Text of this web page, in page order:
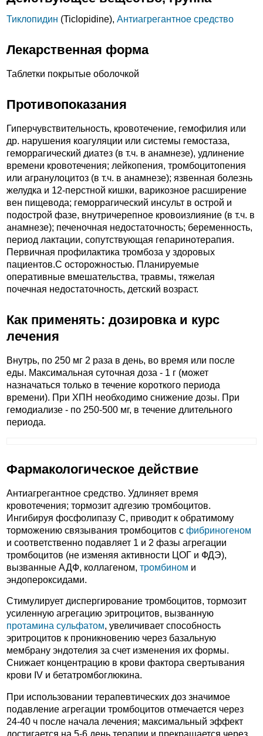
Тиклопидин (Ticlopidine), Антиагрегантное средство
Лекарственная форма
Таблетки покрытые оболочкой
Противопоказания
Гиперчувствительность, кровотечение, гемофилия или
др. нарушения коагуляции или системы гемостаза,
геморрагический диатез (в т.ч. в анамнезе), удлинение
времени кровотечения; лейкопения, тромбоцитопения
или агранулоцитоз (в т.ч. в анамнезе); язвенная болезнь
желудка и 12-перстной кишки, варикозное расширение
вен пищевода; геморрагический инсульт в острой и
подострой фазе, внутричерепное кровоизлияние (в т.ч. в
анамнезе); печеночная недостаточность; беременность,
период лактации, сопутствующая гепаринотерапия.
Первичная профилактика тромбоза у здоровых
пациентов.C осторожностью. Планируемые
оперативные вмешательства, травмы, тяжелая
почечная недостаточность, детский возраст.
Как применять: дозировка и курс
лечения
Внутрь, по 250 мг 2 раза в день, во время или после
еды. Максимальная суточная доза - 1 г (может
назначаться только в течение короткого периода
времени). При ХПН необходимо снижение дозы. При
гемодиализе - по 250-500 мг, в течение длительного
периода.
Фармакологическое действие
Антиагрегантное средство. Удлиняет время
кровотечения; тормозит адгезию тромбоцитов.
Ингибируя фосфолипазу С, приводит к обратимому
торможению связывания тромбоцитов с фибриногеном
и соответственно подавляет 1 и 2 фазы агрегации
тромбоцитов (не изменяя активности ЦОГ и ФДЭ),
вызванные АДФ, коллагеном, тромбином и
эндопероксидами.
Стимулирует диспергирование тромбоцитов, тормозит
усиленную агрегацию эритроцитов, вызванную
протамина сульфатом, увеличивает способность
эритроцитов к проникновению через базальную
мембрану эндотелия за счет изменения их формы.
Снижает концентрацию в крови фактора свертывания
крови IV и бетатромбоглюкина.
При использовании терапевтических доз значимое
подавление агрегации тромбоцитов отмечается через
24-40 ч после начала лечения; максимальный эффект
достигается на 5-6 день терапии и прекращается через